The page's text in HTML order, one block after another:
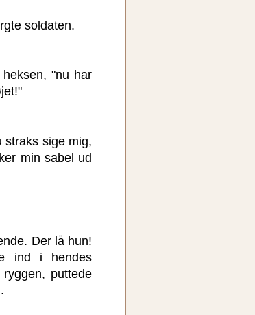
soldaten.
"nu har
straks sige mig,
min sabel ud
Der lå hun!
ind i hendes
puttede